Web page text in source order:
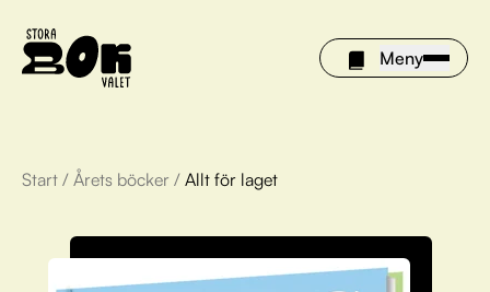
Meny
Årets böcker
Om Stora bokvalet
Start / Årets böcker / Allt för laget